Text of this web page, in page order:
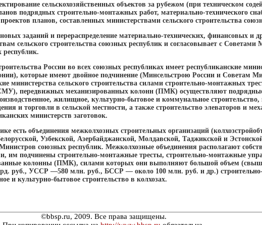
сельскохозяйственных объектов за рубежом (при техническом
подрядных строительно-монтажных работ, материально-технического
планов, составленных министерствами сельского строительства
заданий и перераспределение материально-технических, финансовых и
сельского строительства союзных республик и согласовывает с Советами
России во всех союзных республиках имеет республиканские
которые имеют двойное подчинение (Минсельстрою России и Советам
министерства сельского строительства силами строительно-монтажных
передвижных механизированных колонн (ПМК) осуществляют
жилищное, культурно-бытовое и коммунальное строительство,
и торговли в сельской местности, а также строительство элеваторов и
министерств заготовок.
есть объединения межколхозных строительных организаций
Узбекской, Азербайджанской, Молдавской, Таджикской и
союзных республик. Межколхозные объединения располагают
им подчинены строительно-монтажные тресты, строительно-монтажные
колонны (ПМК), силами которых они выполняют большой объем
руб., УССР —580 млн. руб., БССР — около 100 млн. руб. и др.)
и культурно-бытовое строительство в колхозах.
©bbsp.ru, 2009. Все права защищены.